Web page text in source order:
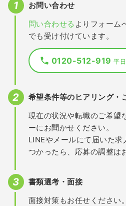
お問い合わせ
問い合わせる よりフォーム
でも受け付けています。
0120-512-919平
希望条件等のヒアリング・
現在の状況や転職のご希望
ーにお聞かせください。
LINEやメールにて届いた
つかったら、応募の調整は
書類選考・面接
面接対策もお任せください。